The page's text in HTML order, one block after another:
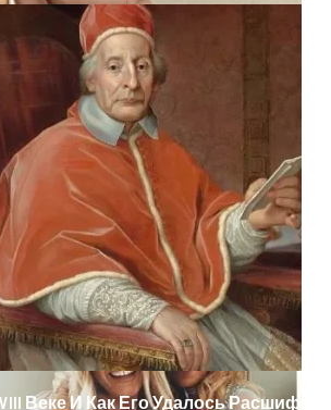
Вас Стильной, Но И Притянут
Веке И Как Его Удалось